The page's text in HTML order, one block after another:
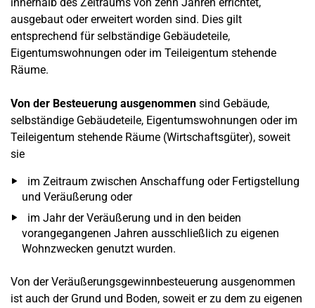
ausgebaut oder erweitert worden sind. Dies gilt
entsprechend für selbständige Gebäudeteile,
Eigentumswohnungen oder im Teileigentum stehende
Räume.
Von der Besteuerung ausgenommen sind Gebäude,
selbständige Gebäudeteile, Eigentumswohnungen oder im
Teileigentum stehende Räume (Wirtschaftsgüter), soweit
sie
im Zeitraum zwischen Anschaffung oder Fertigstellung
und Veräußerung oder
im Jahr der Veräußerung und in den beiden
vorangegangenen Jahren ausschließlich zu eigenen
Wohnzwecken genutzt wurden.
Von der Veräußerungsgewinnbesteuerung ausgenommen
ist auch der Grund und Boden, soweit er zu dem zu eigenen